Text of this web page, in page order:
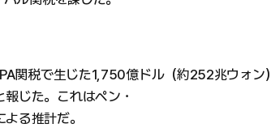
関税で生じた1,750億ドル（約252兆ウォン）
じた。これはペン・
る推計だ。